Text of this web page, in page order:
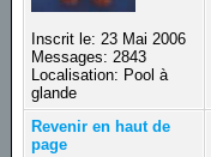
Inscrit le: 23 Mai 2006
Messages: 2843
Localisation: Pool à
glande
Revenir en haut de
page